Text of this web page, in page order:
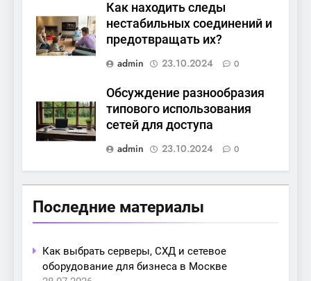
Как находить следы
нестабильных соединений и
предотвращать их?
admin
23.10.2024 0
Обсуждение разнообразия
типового использования
сетей для доступа
admin
23.10.2024 0
Последние материалы
Как выбрать серверы, СХД и сетевое
оборудование для бизнеса в Москве